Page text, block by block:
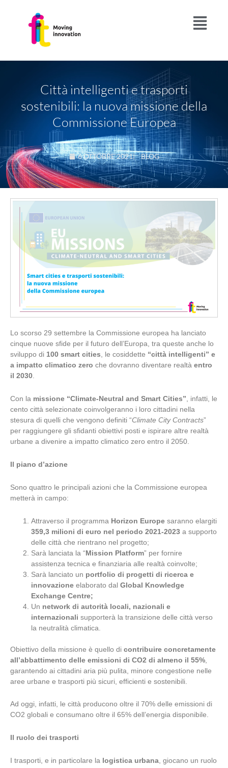
Città intelligenti e trasporti
sostenibili: la nuova missione della
Commissione Europea
6 OTTOBRE 2021|BLOG
Lo scorso 29 settembre la Commissione europea ha lanciato
cinque nuove sfide per il futuro dell’Europa, tra queste anche lo
sviluppo di 100 smart cities, le cosiddette “città intelligenti” e
a impatto climatico zero che dovranno diventare realtà entro
il 2030.
Con la missione “Climate-Neutral and Smart Cities”, infatti, le
cento città selezionate coinvolgeranno i loro cittadini nella
stesura di quelli che vengono definiti “Climate City Contracts”
per raggiungere gli sfidanti obiettivi posti e ispirare altre realtà
urbane a divenire a impatto climatico zero entro il 2050.
Il piano d’azione
Sono quattro le principali azioni che la Commissione europea
metterà in campo:
Attraverso il programma Horizon Europe saranno elargiti
359,3 milioni di euro nel periodo 2021-2023 a supporto
delle città che rientrano nel progetto;
Sarà lanciata la “ Mission Platform” per fornire
assistenza tecnica e finanziaria alle realtà coinvolte;
Sarà lanciato un portfolio di progetti di ricerca e
innovazione elaborato dalGlobal Knowledge
Exchange Centre;
Un network di autorità locali, nazionali e
internazionali supporterà la transizione delle città verso
la neutralità climatica.
Obiettivo della missione è quello di contribuire concretamente
all’abbattimento delle emissioni di CO2 di almeno il 55%
garantendo ai cittadini aria più pulita, minore congestione nelle
aree urbane e trasporti più sicuri, efficienti e sostenibili.
Ad oggi, infatti, le città producono oltre il 70% delle emissioni di
CO2 globali e consumano oltre il 65% dell’energia disponibile.
Il ruolo dei trasporti
I trasporti, e in particolare la logistica urbana, giocano un ruolo